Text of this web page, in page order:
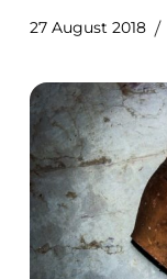
27 August 2018